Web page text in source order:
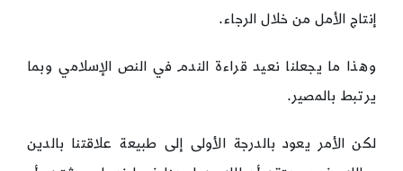
إنتاج الأمل من خلال الرجاء.
وهذا ما يجعلنا نعيد قراءة الندم في النص الإسلامي وبما
يرتبط بالمصير.
لكن الأمر يعود بالدرجة الأولى إلى طبيعة علاقتنا بالدين